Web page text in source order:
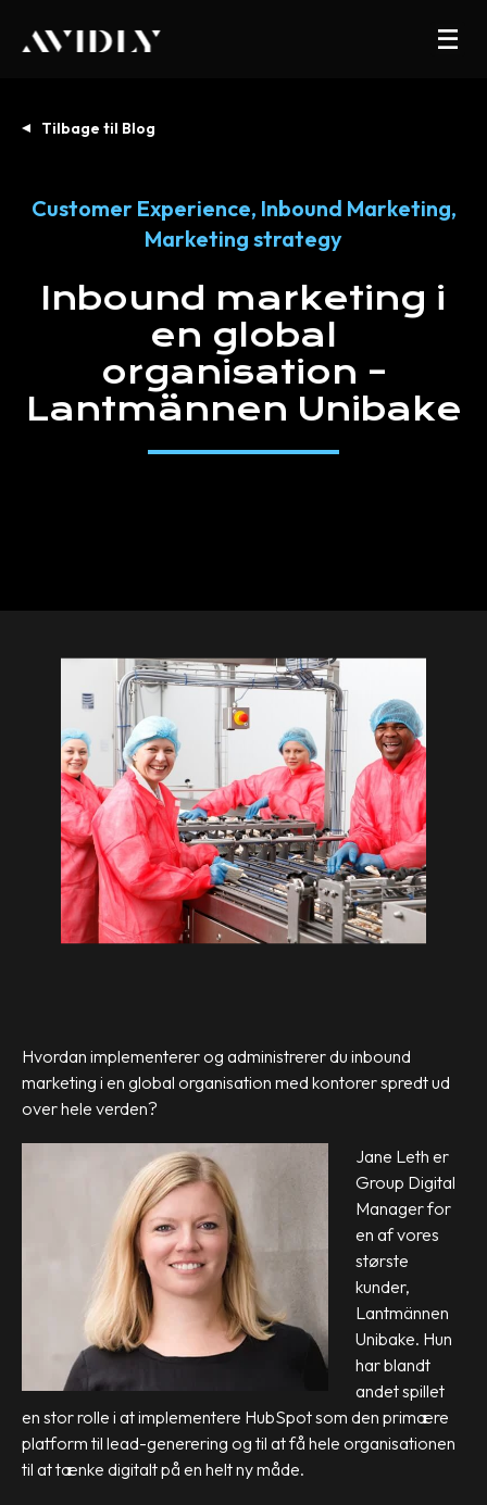
Tilbage til Blog
Customer Experience, Inbound Marketing,
Marketing strategy
Inbound marketing i
en global
organisation –
Lantmännen Unibake
Hvordan implementerer og administrerer du inbound
marketing i en global organisation med kontorer spredt ud
over hele verden?
Jane Leth er
Group Digital
Manager for
en af vores
største
kunder,
Lantmännen
Unibake. Hun
har blandt
andet spillet
en stor rolle i at implementere HubSpot som den primære
platform til lead-generering og til at få hele organisationen
til at tænke digitalt på en helt ny måde.